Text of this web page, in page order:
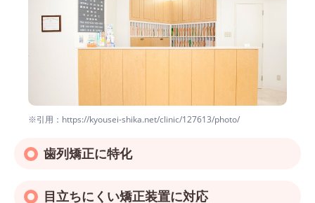
※引用：https://kyousei-shika.net/clinic/127613/photo/
歯列矯正に特化
目立ちにくい矯正装置に対応